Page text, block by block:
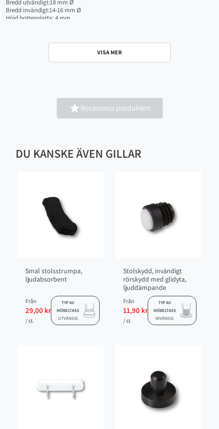
Bredd utvändigt:18 mm Ø
Bredd invändigt:14-16 mm Ø
Höjd bottenplatta: 4 mm
Bredd invändigt:16-18 mm Ø
Bredd utvändigt:22 mm Ø
Bredd invändigt:16-17 mm Ø
Höjd inre del: 10 mm
Höjd inre del: 14 mm
Höjd: 18 mm
VISA MER
Recensera produkten
DU KANSKE ÄVEN GILLAR
Smal stolsstrumpa,
ljudabsorbent
Från
29,00 kr
/ st.
TYP AV
MÖBELTASS
UTVÄNDIG
Stolskydd, invändigt
rörskydd med glidyta,
ljuddämpande
Från
11,90 kr
/ st.
TYP AV
MÖBELTASS
INVÄNDIG